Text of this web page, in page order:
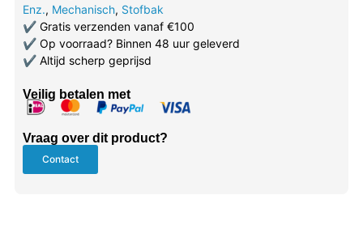
Enz., Mechanisch, Stofbak
✔Gratis verzenden vanaf €100
✔Op voorraad? Binnen 48 uur geleverd
✔Altijd scherp geprijsd
Veilig betalen met
Vraag over dit product?
Contact